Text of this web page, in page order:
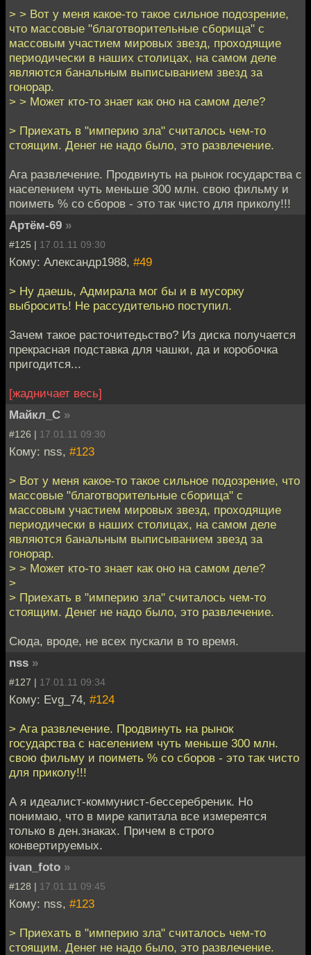
> > Вот у меня какое-то такое сильное подозрение,
что массовые "благотворительные сборища" с
массовым участием мировых звезд, проходящие
периодически в наших столицах, на самом деле
являются банальным выписыванием звезд за
гонорар.
> > Может кто-то знает как оно на самом деле?
> Приехать в "империю зла" считалось чем-то
стоящим. Денег не надо было, это развлечение.
Ага развлечение. Продвинуть на рынок государства с
населением чуть меньше 300 млн. свою фильму и
поиметь % со сборов - это так чисто для приколу!!!
Артём-69 »
#125 | 17.01.11 09:30
Кому: Александр1988, #49
> Ну даешь, Адмирала мог бы и в мусорку
выбросить! Не рассудительно поступил.
Зачем такое расточитедьство? Из диска получается
прекрасная подставка для чашки, да и коробочка
пригодится...
[жадничает весь]
Майкл_С »
#126 | 17.01.11 09:30
Кому: nss, #123
> Вот у меня какое-то такое сильное подозрение, что
массовые "благотворительные сборища" с
массовым участием мировых звезд, проходящие
периодически в наших столицах, на самом деле
являются банальным выписыванием звезд за
гонорар.
> > Может кто-то знает как оно на самом деле?
>
> Приехать в "империю зла" считалось чем-то
стоящим. Денег не надо было, это развлечение.
Сюда, вроде, не всех пускали в то время.
nss »
#127 | 17.01.11 09:34
Кому: Evg_74, #124
> Ага развлечение. Продвинуть на рынок
государства с населением чуть меньше 300 млн.
свою фильму и поиметь % со сборов - это так чисто
для приколу!!!
А я идеалист-коммунист-бессеребреник. Но
понимаю, что в мире капитала все измереятся
только в ден.знаках. Причем в строго
конвертируемых.
ivan_foto »
#128 | 17.01.11 09:45
Кому: nss, #123
> Приехать в "империю зла" считалось чем-то
стоящим. Денег не надо было, это развлечение.